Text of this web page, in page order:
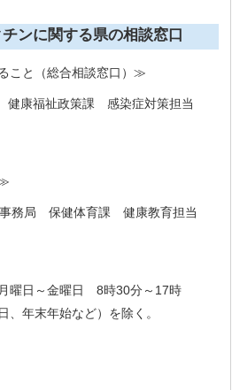
ンに関する県の相談窓口
こと（総合相談窓口）≫
康福祉政策課 感染症対策担当
務局 保健体育課 健康教育担当
曜日～金曜日 8時30分～17時
年末年始など）を除く。